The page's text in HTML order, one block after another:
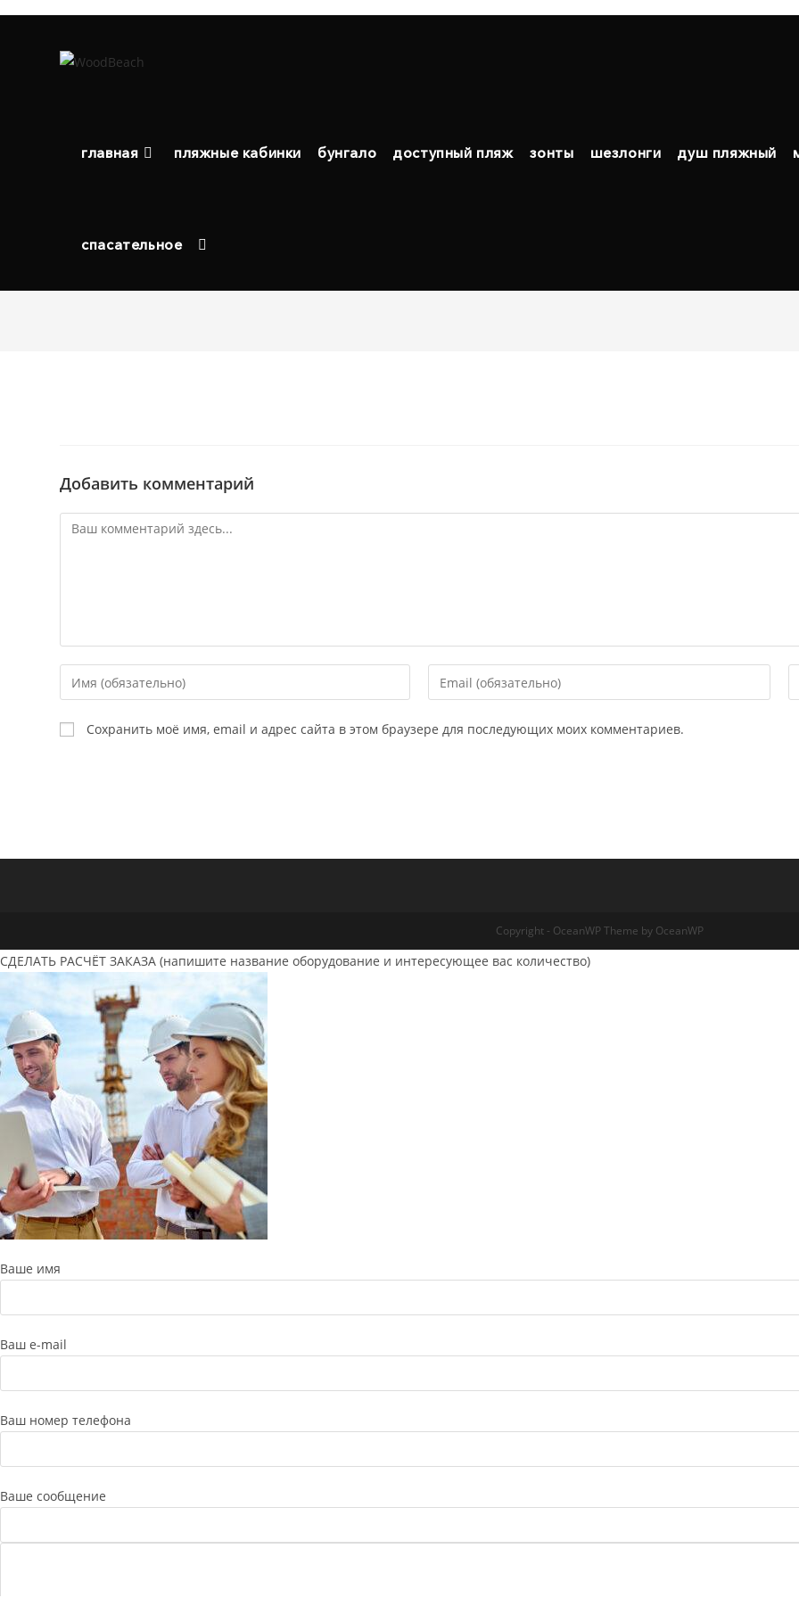
содержимому
главная пляжные кабинки бунгало доступный пляж зонты шезлонги душ пляжный
спасательное
Добавить комментарий
Комментарий
Введите
свое
имя
или
Введите
свой
адрес,
Сохранить моё имя, email и адрес сайта в этом браузере для последующих моих комментариев.
Copyright - OceanWP Theme by OceanWP
СДЕЛАТЬ РАСЧЁТ ЗАКАЗА (напишите название оборудование и интересующее вас количество)
Ваше имя
Ваш e-mail
Ваш номер телефона
Ваше сообщение